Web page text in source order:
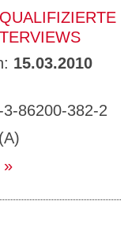
15.03.2010
86200-382-2